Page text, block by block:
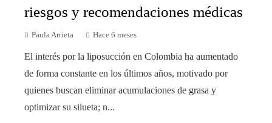
riesgos y recomendaciones médicas
Paula Arrieta Hace 6 meses
El interés por la liposucción en Colombia ha aumentado
de forma constante en los últimos años, motivado por
quienes buscan eliminar acumulaciones de grasa y
optimizar su silueta; n...